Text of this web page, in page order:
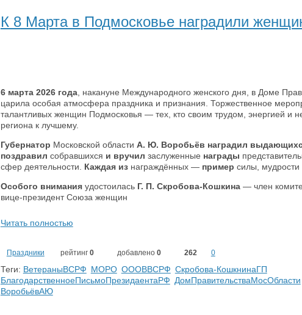
К 8 Марта в Подмосковье наградили
6 марта 2026 года, накануне Международного женского дня, в Доме
царила особая атмосфера праздника и признания. Торжественное
талантливых женщин Подмосковья — тех, кто своим трудом, энергией и
региона к лучшему.
Губернатор Московской области А. Ю. Воробьёв наградил
поздравил собравшихся и вручил заслуженные награды
сфер деятельности. Каждая изнаграждённых — пример силы, мудрости
Особого вниманияудостоилась Г. П. Скробова‑Кошкина— член
вице‑президент Союза женщин
Читать полностью
Праздники рейтинг 0 добавлено 0 262 0
Теги: ВетераныВСРФ МОРО ОООВВСРФ Скробова-КошкнинаГП
БлагодарственноеПисьмоПрезидаентаРФ ДомПравительстваМосОбласти
ВоробьёвАЮ